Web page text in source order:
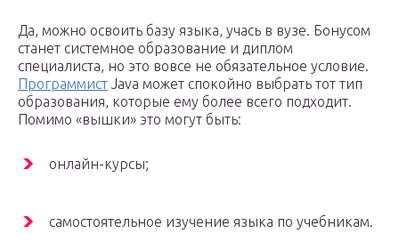
Да, можно освоить базу языка, учась в вузе. Бонусом
станет системное образование и диплом
специалиста, но это вовсе не обязательное условие.
Программист Java может спокойно выбрать тот тип
образования, которые ему более всего подходит.
Помимо «вышки» это могут быть:
онлайн-курсы;
самостоятельное изучение языка по учебникам.